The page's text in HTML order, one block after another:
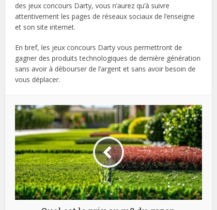
des jeux concours Darty, vous n’aurez qu’à suivre
attentivement les pages de réseaux sociaux de l’enseigne
et son site internet.
En bref, les jeux concours Darty vous permettront de
gagner des produits technologiques de dernière génération
sans avoir à débourser de l’argent et sans avoir besoin de
vous déplacer.